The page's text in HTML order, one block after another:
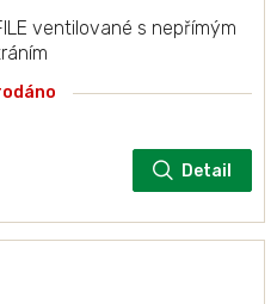
ventilované s nepřímým
Detail